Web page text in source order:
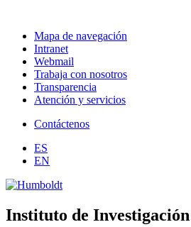
Mapa de navegación
Intranet
Webmail
Trabaja con nosotros
Transparencia
Atención y servicios
Contáctenos
ES
EN
Instituto de Investigación